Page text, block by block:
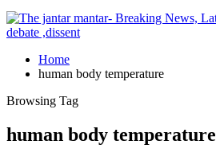
Home
human body temperature
Browsing Tag
human body temperature